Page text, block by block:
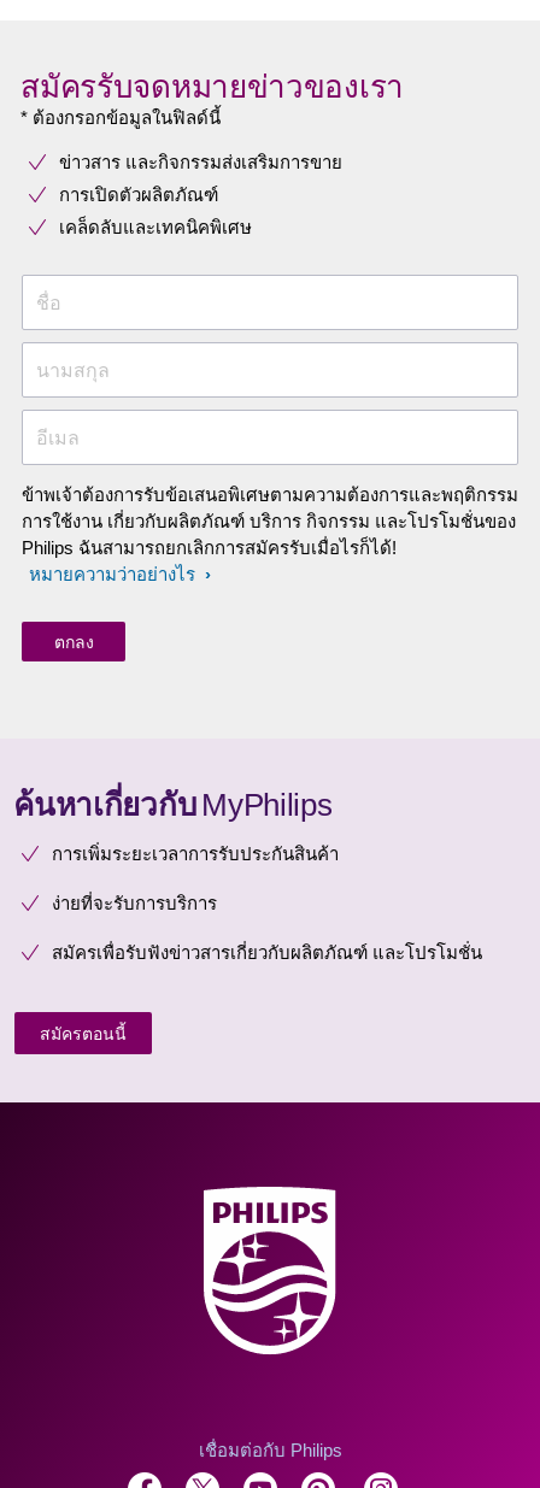
สมัครรับจดหมายข่าวของเรา
* ต้องกรอกข้อมูลในฟิลด์นี้
ข่าวสาร และกิจกรรมส่งเสริมการขาย
การเปิดตัวผลิตภัณฑ์
เคล็ดลับและเทคนิคพิเศษ
ชื่อ
นามสกุล
อีเมล
ข้าพเจ้าต้องการรับข้อเสนอพิเศษตามความต้องการและพฤติกรรม
การใช้งาน เกี่ยวกับผลิตภัณฑ์ บริการ กิจกรรม และโปรโมชั่นของ
Philips ฉันสามารถยกเลิกการสมัครรับเมื่อไรก็ได้!
หมายความว่าอย่างไร
ค้นหาเกี่ยวกับ MyPhilips
การเพิ่มระยะเวลาการรับประกันสินค้า
ง่ายที่จะรับการบริการ
สมัครเพื่อรับฟังข่าวสารเกี่ยวกับผลิตภัณฑ์ และโปรโมชั่น
สมัครตอนนี้
เชื่อมต่อกับ Philips